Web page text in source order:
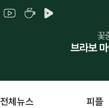
전체뉴스 피플